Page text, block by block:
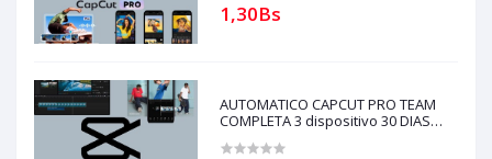
1,30Bs
AUTOMATICO CAPCUT PRO TEAM
COMPLETA 3 dispositivo 30 DIAS
creditos puede comprar)